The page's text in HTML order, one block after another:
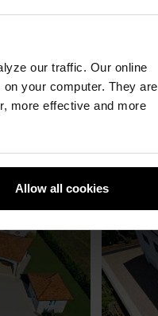
our traffic. Our online
your computer. They are
more effective and more
Allow all cookies